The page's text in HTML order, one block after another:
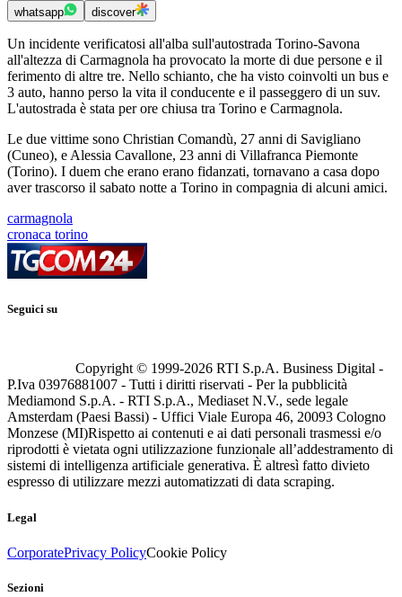
whatsapp discover
Un incidente verificatosi all'alba sull'autostrada Torino-Savona
all'altezza di Carmagnola ha provocato la morte di due persone e il
ferimento di altre tre. Nello schianto, che ha visto coinvolti un bus e
3 auto, hanno perso la vita il conducente e il passeggero di un suv.
L'autostrada è stata per ore chiusa tra Torino e Carmagnola.
Le due vittime sono Christian Comandù, 27 anni di Savigliano
(Cuneo), e Alessia Cavallone, 23 anni di Villafranca Piemonte
(Torino). I duem che erano erano fidanzati, tornavano a casa dopo
aver trascorso il sabato notte a Torino in compagnia di alcuni amici.
carmagnola
cronaca torino
Seguici su
Copyright © 1999-2026 RTI S.p.A. Business Digital -
P.Iva 03976881007 - Tutti i diritti riservati - Per la pubblicità
Mediamond S.p.A. - RTI S.p.A., Mediaset N.V., sede legale
Amsterdam (Paesi Bassi) - Uffici Viale Europa 46, 20093 Cologno
Monzese (MI)Rispetto ai contenuti e ai dati personali trasmessi e/o
riprodotti è vietata ogni utilizzazione funzionale all’addestramento di
sistemi di intelligenza artificiale generativa. È altresì fatto divieto
espresso di utilizzare mezzi automatizzati di data scraping.
Legal
CorporatePrivacy PolicyCookie Policy
Sezioni